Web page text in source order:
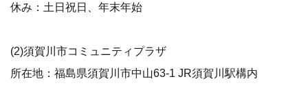
休み：土日祝日、年末年始
(2)須賀川市コミュニティプラザ
所在地：福島県須賀川市中山63-1 JR須賀川駅構内